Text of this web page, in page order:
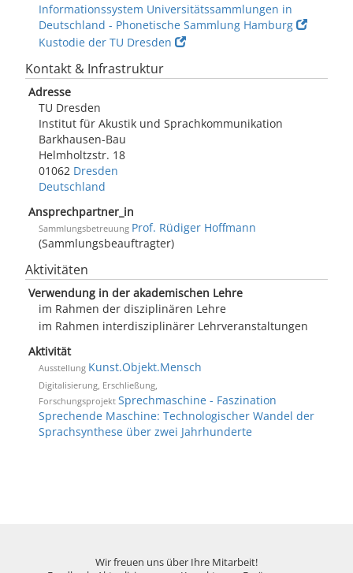
Informationssystem Universitätssammlungen in
Deutschland - Phonetische Sammlung Hamburg
Kustodie der TU Dresden
Kontakt & Infrastruktur
Adresse
TU Dresden
Institut für Akustik und Sprachkommunikation
Barkhausen-Bau
Helmholtzstr. 18
01062 Dresden
Deutschland
Ansprechpartner_in
Sammlungsbetreuung Prof. Rüdiger Hoffmann
(Sammlungsbeauftragter)
Aktivitäten
Verwendung in der akademischen Lehre
im Rahmen der disziplinären Lehre
im Rahmen interdisziplinärer Lehrveranstaltungen
Aktivität
Ausstellung Kunst.Objekt.Mensch
Digitalisierung, Erschließung,
Forschungsprojekt Sprechmaschine - Faszination
Sprechende Maschine: Technologischer Wandel der
Sprachsynthese über zwei Jahrhunderte
Wir freuen uns über Ihre Mitarbeit!